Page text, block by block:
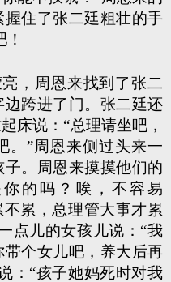
住了张二廷粗壮的手
，周恩来找到了张二
跨进了门。张二廷还
床说：“总理请坐吧，
。”周恩来侧过头来一
。周恩来摸摸他们的
的吗？唉，不容易
累，总理管大事才累
点儿的女孩儿说：“我
个女儿吧，养大后再
：“孩子她妈死时对我